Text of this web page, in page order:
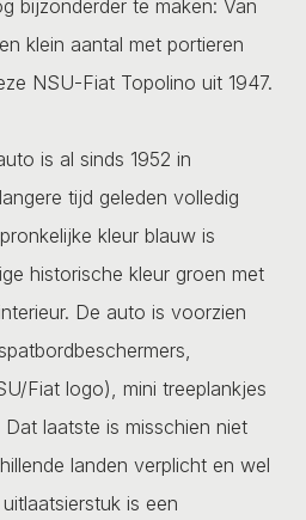
bijzonderder te maken: Van
klein aantal met portieren
NSU-Fiat Topolino uit 1947.
is al sinds 1952 in
tijd geleden volledig
kleur blauw is
historische kleur groen met
De auto is voorzien
Fiat logo), mini treeplankjes
laatste is misschien niet
landen verplicht en wel
is een